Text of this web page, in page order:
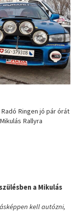
Ringen jó pár órát
Rallyra
a Mikulás
kell autózni,